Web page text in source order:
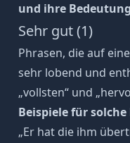
und ihre
Sehr gut (1)
Phrasen, die auf
sehr lobend und
„vollsten“ und
Beispiele für
„Er hat die ihm